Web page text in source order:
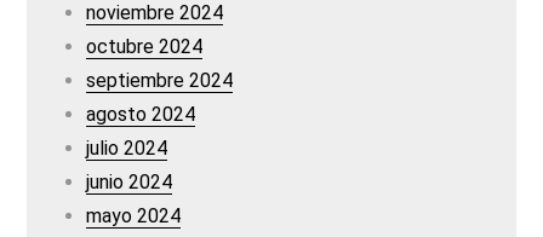
noviembre 2024
octubre 2024
septiembre 2024
agosto 2024
julio 2024
junio 2024
mayo 2024